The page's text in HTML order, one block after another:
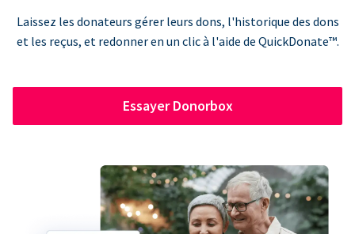
Laissez les donateurs gérer leurs dons, l'historique des dons
et les reçus, et redonner en un clic à l'aide de QuickDonate™.
Essayer Donorbox